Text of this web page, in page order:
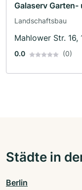
Galaserv
Landschaftsbau
Mahlower Str.
0.0 (0)
Städte in
Berlin